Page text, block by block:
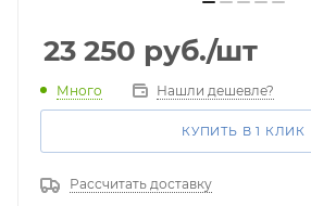
23 250 руб./шт
Много Нашли дешевле?
КУПИТЬ В 1 КЛИК
Рассчитать доставку